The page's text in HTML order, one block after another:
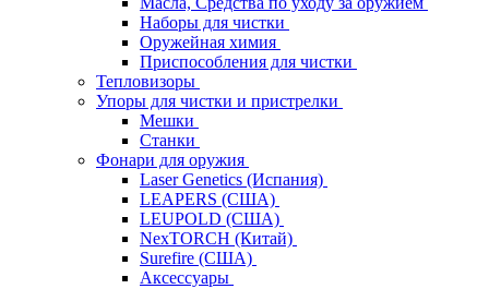
Наборы для чистки
Оружейная химия
Приспособления для чистки
Тепловизоры
Упоры для чистки и пристрелки
Мешки
Станки
Фонари для оружия
Laser Genetics (Испания)
LEAPERS (США)
LEUPOLD (США)
NexTORCH (Китай)
Surefire (США)
Аксессуары